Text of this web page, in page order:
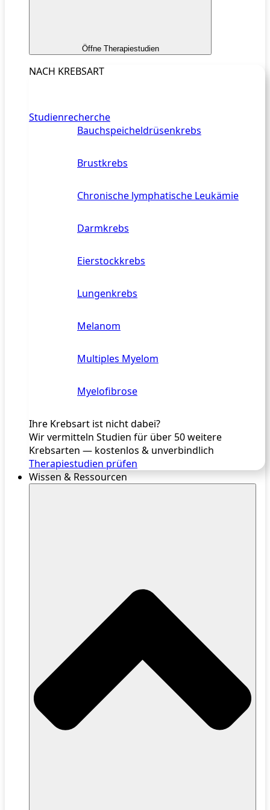
Öffne Therapiestudien
NACH KREBSART
Studienrecherche
Bauchspeicheldrüsenkrebs
Brustkrebs
Chronische lymphatische Leukämie
Darmkrebs
Eierstockkrebs
Lungenkrebs
Melanom
Multiples Myelom
Myelofibrose
Ihre Krebsart ist nicht dabei?
Wir vermitteln Studien für über 50 weitere
Krebsarten — kostenlos & unverbindlich
Therapiestudien prüfen
Wissen & Ressourcen